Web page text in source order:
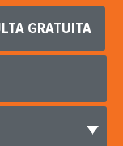
GRATUITA